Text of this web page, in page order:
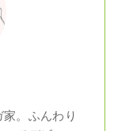
。ふんわり